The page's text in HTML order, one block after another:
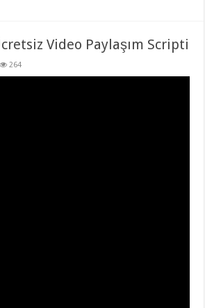
Video Paylaşım Scripti
264